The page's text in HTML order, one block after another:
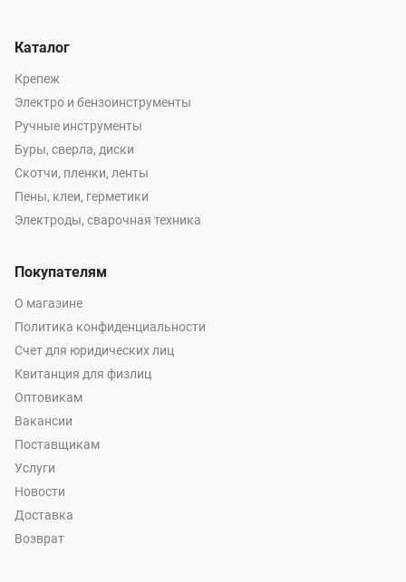
Каталог
Крепеж
Электро и бензоинструменты
Ручные инструменты
Буры, сверла, диски
Скотчи, пленки, ленты
Пены, клеи, герметики
Электроды, сварочная техника
Покупателям
О магазине
Политика конфиденциальности
Счет для юридических лиц
Квитанция для физлиц
Оптовикам
Вакансии
Поставщикам
Услуги
Новости
Доставка
Возврат